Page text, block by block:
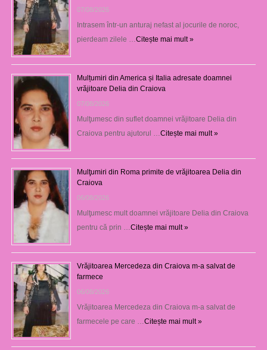
07/08/2026
Intrasem într-un anturaj nefast al jocurile de noroc,
pierdeam zilele …Citește mai mult »
Mulțumiri din America și Italia adresate doamnei
vrăjitoare Delia din Craiova
07/08/2026
Mulţumesc din suflet doamnei vrăjitoare Delia din
Craiova pentru ajutorul …Citește mai mult »
Mulţumiri din Roma primite de vrăjitoarea Delia din
Craiova
06/08/2026
Mulţumesc mult doamnei vrăjitoare Delia din Craiova
pentru că prin …Citește mai mult »
Vrăjitoarea Mercedeza din Craiova m-a salvat de
farmece
06/08/2026
Vrăjitoarea Mercedeza din Craiova m-a salvat de
farmecele pe care …Citește mai mult »